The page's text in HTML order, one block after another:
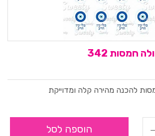
חמסות 342
להכנה מהירה קלה ומדוייקת
הוספה לסל